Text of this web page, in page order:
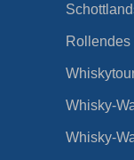
Rollendes
Whisky-
Whisky-